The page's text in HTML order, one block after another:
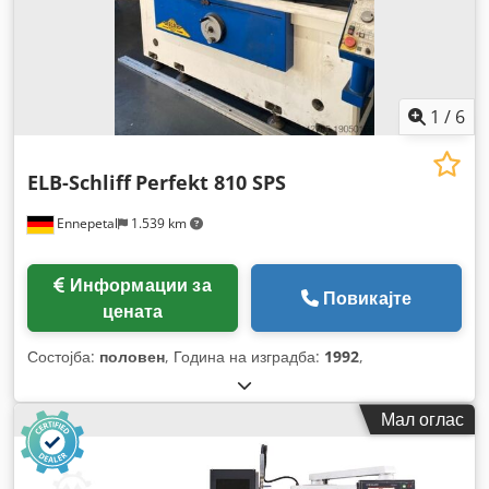
1 / 6
Ennepetal 1.539 km
ELB-Schliff Perfekt 810 SPS
цената
Повикајте
Состојба: половен, Година на изградба: 1992,
Мал оглас